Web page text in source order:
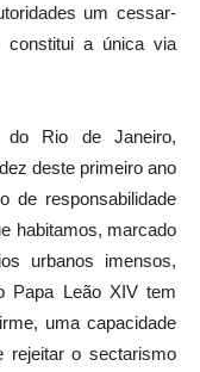
um cessar-
constitui a única via
do Rio de Janeiro,
deste primeiro ano
de responsabilidade
habitamos, marcado
urbanos imensos,
Papa Leão XIV tem
uma capacidade
rejeitar o sectarismo